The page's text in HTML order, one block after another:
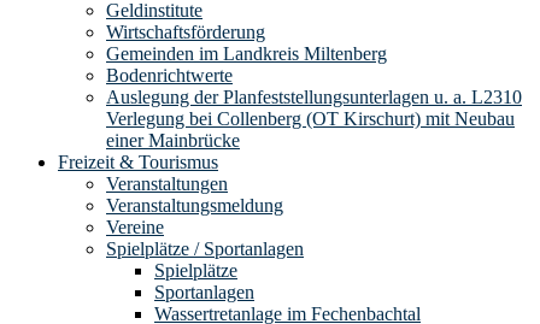
Geldinstitute
Wirtschaftsförderung
Gemeinden im Landkreis Miltenberg
Bodenrichtwerte
Auslegung der Planfeststellungsunterlagen u. a. L2310
Verlegung bei Collenberg (OT Kirschurt) mit Neubau
einer Mainbrücke
Freizeit & Tourismus
Veranstaltungen
Veranstaltungsmeldung
Vereine
Spielplätze / Sportanlagen
Spielplätze
Sportanlagen
Wassertretanlage im Fechenbachtal